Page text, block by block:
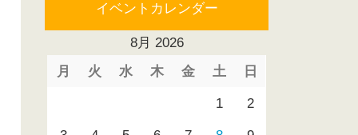
イベントカレンダー
8月 2026
月
火 水 木 金 土 日
1 2